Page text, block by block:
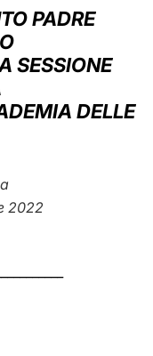
LATINE
PADRE
SESSIONE
DELLE
2022